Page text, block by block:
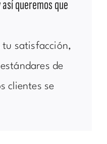
queremos que
tu satisfacción,
de
clientes se